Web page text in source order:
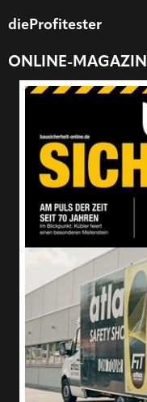
dieProfitester
ONLINE-MAGAZIN